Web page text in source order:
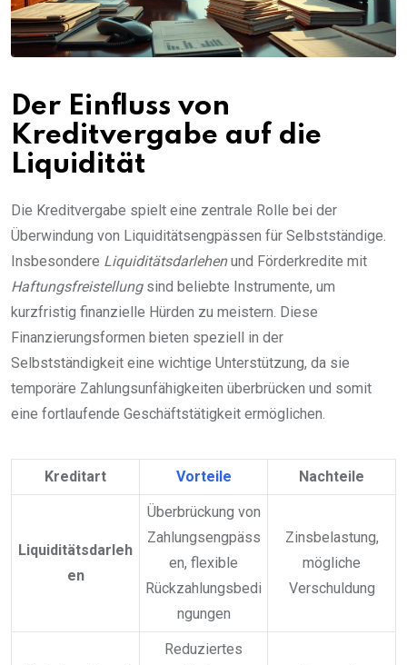
Der Einfluss von
Kreditvergabe auf die
Liquidität
Die Kreditvergabe spielt eine zentrale Rolle bei der
Überwindung von Liquiditätsengpässen für Selbstständige.
Insbesondere Liquiditätsdarlehenund Förderkredite mit
Haftungsfreistellungsind beliebte Instrumente, um
kurzfristig finanzielle Hürden zu meistern. Diese
Finanzierungsformen bieten speziell in der
Selbstständigkeit eine wichtige Unterstützung, da sie
temporäre Zahlungsunfähigkeiten überbrücken und somit
eine fortlaufende Geschäftstätigkeit ermöglichen.
Kreditart Vorteile Nachteile
Liquiditätsdarleh
en
Überbrückung von
Zahlungsengpäss
en, flexible
Rückzahlungsbedi
ngungen
Zinsbelastung,
mögliche
Verschuldung
Reduziertes